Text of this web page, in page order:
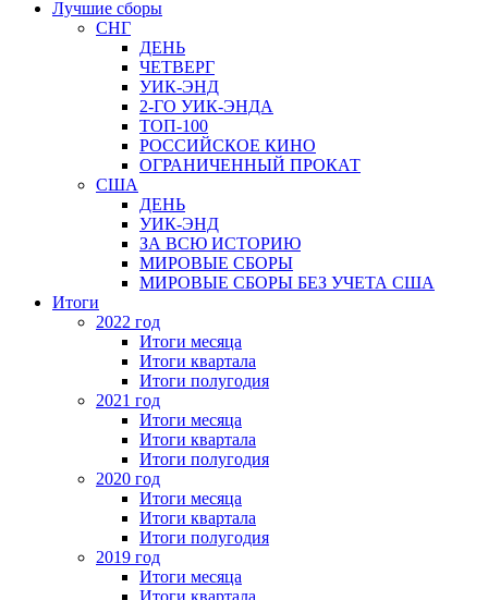
Лучшие сборы
СНГ
ДЕНЬ
ЧЕТВЕРГ
УИК-ЭНД
2-ГО УИК-ЭНДА
ТОП-100
РОССИЙСКОЕ КИНО
ОГРАНИЧЕННЫЙ ПРОКАТ
США
ДЕНЬ
УИК-ЭНД
ЗА ВСЮ ИСТОРИЮ
МИРОВЫЕ СБОРЫ
МИРОВЫЕ СБОРЫ БЕЗ УЧЕТА США
Итоги
2022 год
Итоги месяца
Итоги квартала
Итоги полугодия
2021 год
Итоги месяца
Итоги квартала
Итоги полугодия
2020 год
Итоги месяца
Итоги квартала
Итоги полугодия
2019 год
Итоги месяца
Итоги квартала